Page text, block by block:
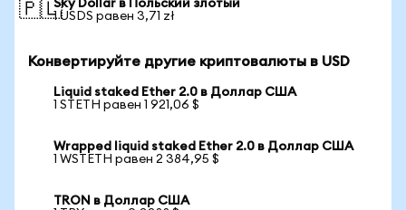
🇵🇱Sky Dollar в Польский злотый
1 USDS равен 3,71 zł
Конвертируйте другие криптовалюты в USD
Liquid staked Ether 2.0 в Доллар США
1 STETH равен 1 921,06 $
Wrapped liquid staked Ether 2.0 в Доллар США
1 WSTETH равен 2 384,95 $
TRON в Доллар США